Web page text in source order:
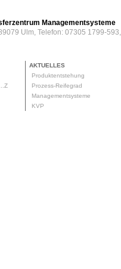
Managementsysteme
Ulm, Telefon: 07305 1799-
AKTUELLES
Produktentstehung
Prozess-Reifegrad
Managementsysteme
KVP